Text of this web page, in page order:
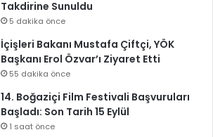
Takdirine Sunuldu
5 dakika önce
İçişleri Bakanı Mustafa Çiftçi, YÖK
Başkanı Erol Özvar’ı Ziyaret Etti
55 dakika önce
14. Boğaziçi Film Festivali Başvuruları
Başladı: Son Tarih 15 Eylül
1 saat önce